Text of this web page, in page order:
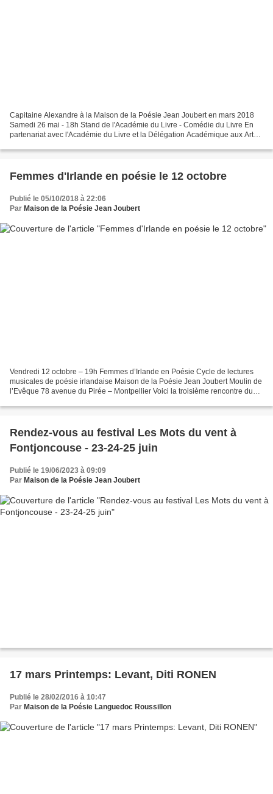
Capitaine Alexandre à la Maison de la Poésie Jean Joubert en mars 2018
Samedi 26 mai - 18h Stand de l'Académie du Livre - Comédie du Livre En
partenariat avec l'Académie du Livre et la Délégation Académique aux Arts
Femmes d'Irlande en poésie le 12 octobre
Publié le 05/10/2018 à 22:06
Par Maison de la Poésie Jean Joubert
Vendredi 12 octobre – 19h Femmes d’Irlande en Poésie Cycle de lectures
musicales de poésie irlandaise Maison de la Poésie Jean Joubert Moulin de
l’Evêque 78 avenue du Pirée – Montpellier Voici la troisième rencontre du
Rendez-vous au festival Les Mots du vent à
Fontjoncouse - 23-24-25 juin
Publié le 19/06/2023 à 09:09
Par Maison de la Poésie Jean Joubert
17 mars Printemps: Levant, Diti RONEN
Publié le 28/02/2016 à 10:47
Par Maison de la Poésie Languedoc Roussillon